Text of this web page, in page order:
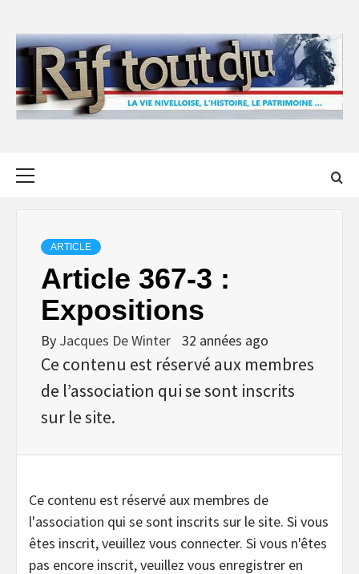
content
ARTICLE
Article 367-3 :
Expositions
By Jacques De Winter 32 années ago
Ce contenu est réservé aux membres
de l’association qui se sont inscrits
sur le site.
Ce contenu est réservé aux membres de
l'association qui se sont inscrits sur le site. Si vous
êtes inscrit, veuillez vous connecter. Si vous n'êtes
pas encore inscrit, veuillez vous enregistrer en